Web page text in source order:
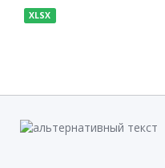
XLSX